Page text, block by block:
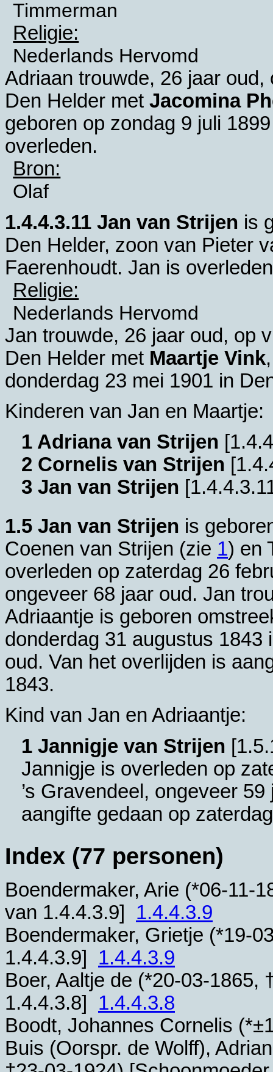
Timmerman
Religie:
Nederlands Hervomd
Adriaan trouwde, 26 jaar
Den Helder met Jacomina
geboren op zondag 9 juli
overleden.
Bron:
Olaf
1.4.4.3.11 Jan van Strijen is
Den Helder, zoon van Pieter
Faerenhoudt. Jan is
Religie:
Nederlands Hervomd
Jan trouwde, 26 jaar oud, op
Den Helder met Maartje Vink
donderdag 23 mei 1901 in
Kinderen van Jan en Maartje:
1 Adriana van Strijen [
2 Cornelis van Strijen [
3 Jan van Strijen [
1.5 Jan van Strijen is
Coenen van Strijen (zie 1) en
overleden op zaterdag 26
ongeveer 68 jaar oud. Jan
Adriaantje is geboren
donderdag 31 augustus 1843
oud. Van het overlijden is
1843.
Kind van Jan en Adriaantje:
1 Jannigje van Strijen [
Jannigje is overleden op
’s Gravendeel , ongeveer 59
aangifte gedaan op
Index (77 personen)
Boendermaker, Arie (*06-11-
van 1.4.4.3.9] 1.4.4.3.9
Boendermaker, Grietje (*19-
1.4.4.3.9] 1.4.4.3.9
Boer, Aaltje de (*20-03-1865,
1.4.4.3.8] 1.4.4.3.8
Boodt, Johannes Cornelis (*
Buis (Oorspr. de Wolff),